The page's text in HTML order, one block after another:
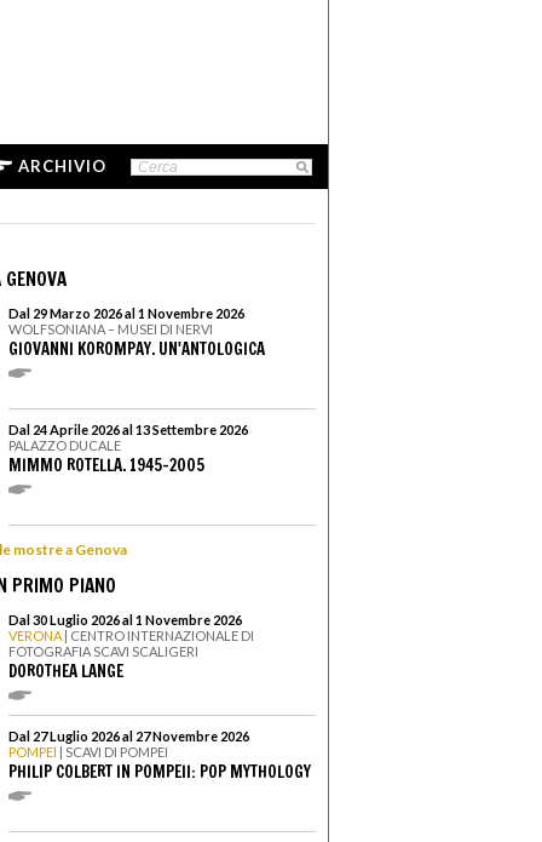
ARCHIVIO
Dal 29 Marzo 2026 al 1 Novembre 2026
WOLFSONIANA – MUSEI DI NERVI
GIOVANNI KOROMPAY. UN'ANTOLOGICA
Dal 24 Aprile 2026 al 13 Settembre 2026
PALAZZO DUCALE
MIMMO ROTELLA. 1945–2005
mostre a Genova
PRIMO PIANO
Dal 30 Luglio 2026 al 1 Novembre 2026
VERONA | CENTRO INTERNAZIONALE DI
FOTOGRAFIA SCAVI SCALIGERI
DOROTHEA LANGE
Dal 27 Luglio 2026 al 27 Novembre 2026
POMPEI | SCAVI DI POMPEI
PHILIP COLBERT IN POMPEII: POP MYTHOLOGY